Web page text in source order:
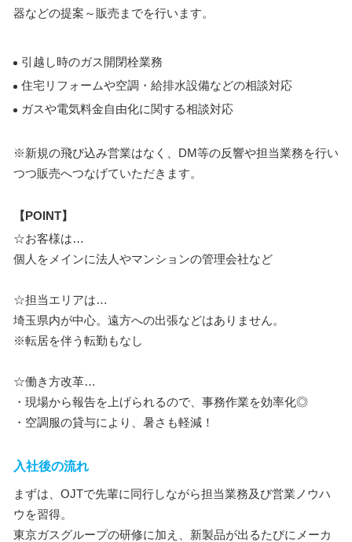
器などの提案～販売までを行います。
引越し時のガス開閉栓業務
住宅リフォームや空調・給排水設備などの相談対応
ガスや電気料金自由化に関する相談対応
※新規の飛び込み営業はなく、DM等の反響や担当業務を行い
つつ販売へつなげていただきます。
【POINT】
☆お客様は…
個人をメインに法人やマンションの管理会社など
☆担当エリアは…
埼玉県内が中心。遠方への出張などはありません。
※転居を伴う転勤もなし
☆働き方改革…
・現場から報告を上げられるので、事務作業を効率化◎
・空調服の貸与により、暑さも軽減！
入社後の流れ
まずは、OJTで先輩に同行しながら担当業務及び営業ノウハ
ウを習得。
東京ガスグループの研修に加え、新製品が出るたびにメーカ